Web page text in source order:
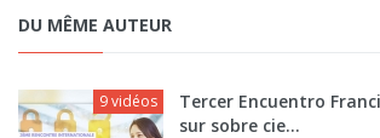
DU MÊME AUTEUR
9 vidéos
Tercer Encuentro
sur sobre cie...